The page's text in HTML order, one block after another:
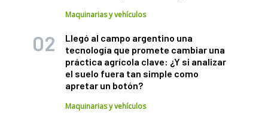
Maquinarias y vehículos
Llegó al campo argentino una
tecnología que promete cambiar una
práctica agrícola clave: ¿Y si analizar
el suelo fuera tan simple como
apretar un botón?
Maquinarias y vehículos